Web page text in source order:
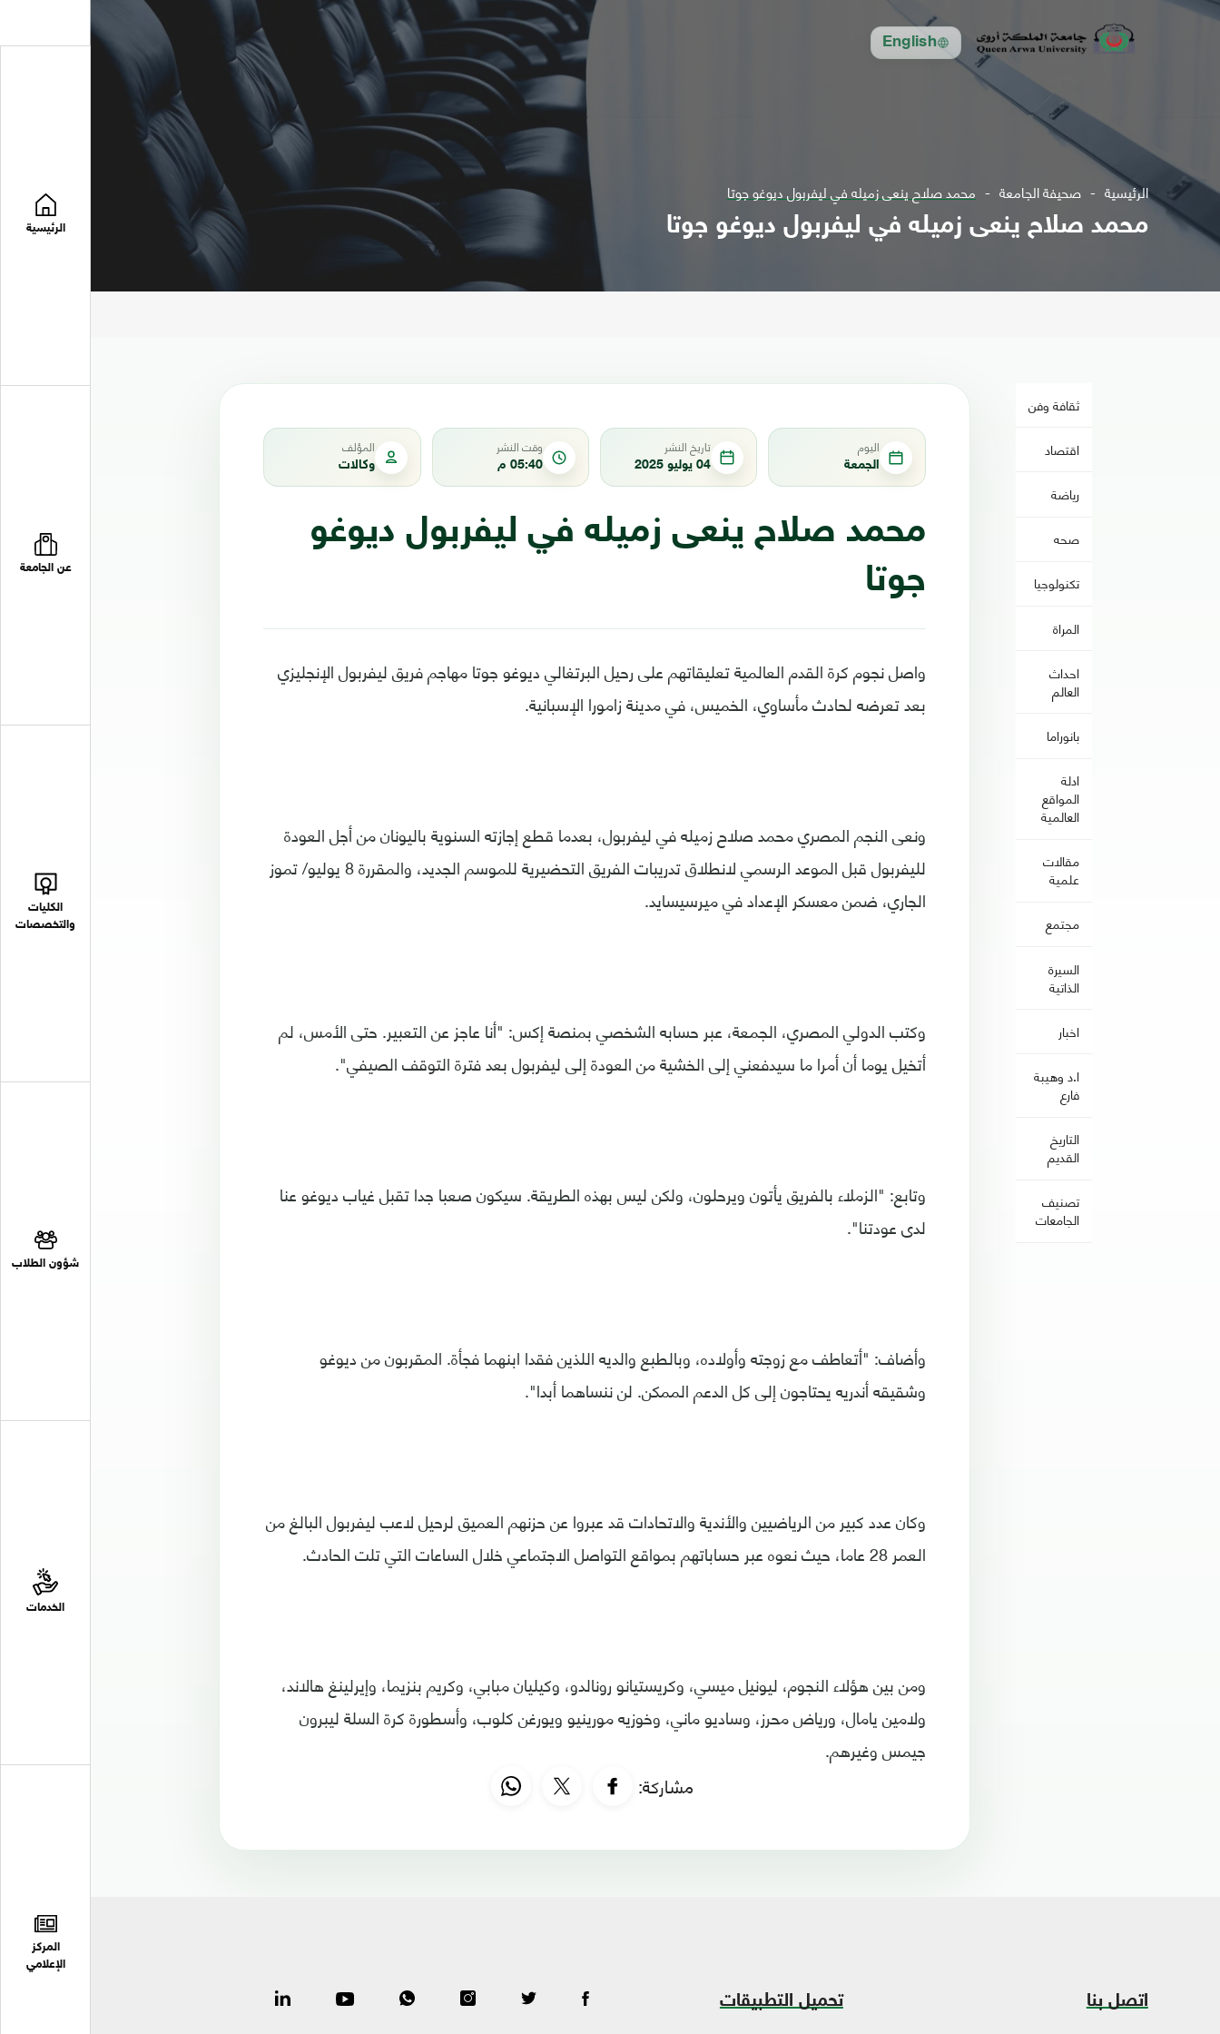
English
الرئيسية
عن الجامعة
الكليات
والتخصصات
شؤون الطلاب
الخدمات
المركز
الإعلامي
الرئيسية صحيفة الجامعة محمد صلاح ينعى زميله في ليفربول ديوغو جوتا
محمد صلاح ينعى زميله في ليفربول ديوغو جوتا
ثقافة وفن
اقتصاد
رياضة
صحه
تكنولوجيا
المراة
احداث
العالم
بانوراما
ادلة
المواقع
العالمية
مقالات
علمية
مجتمع
السيرة
الذاتية
اخبار
ا.د وهيبة
فارع
التاريخ
القديم
تصنيف
الجامعات
اليوم
الجمعة
تاريخ النشر
04 يوليو 2025
وقت النشر
05:40 م
المؤلف
وكالات
محمد صلاح ينعى زميله في ليفربول ديوغو
جوتا
واصل نجوم كرة القدم العالمية تعليقاتهم على رحيل البرتغالي ديوغو جوتا مهاجم فريق ليفربول الإنجليزي
بعد تعرضه لحادث مأساوي، الخميس، في مدينة زامورا الإسبانية.
ونعى النجم المصري محمد صلاح زميله في ليفربول، بعدما قطع إجازته السنوية باليونان من أجل العودة
لليفربول قبل الموعد الرسمي لانطلاق تدريبات الفريق التحضيرية للموسم الجديد، والمقررة 8 يوليو/ تموز
الجاري، ضمن معسكر الإعداد في ميرسيسايد.
وكتب الدولي المصري، الجمعة، عبر حسابه الشخصي بمنصة إكس: "أنا عاجز عن التعبير. حتى الأمس، لم
أتخيل يوما أن أمرا ما سيدفعني إلى الخشية من العودة إلى ليفربول بعد فترة التوقف الصيفي".
وتابع: "الزملاء بالفريق يأتون ويرحلون، ولكن ليس بهذه الطريقة. سيكون صعبا جدا تقبل غياب ديوغو عنا
لدى عودتنا".
وأضاف: "أتعاطف مع زوجته وأولاده، وبالطبع والديه اللذين فقدا ابنهما فجأة. المقربون من ديوغو
وشقيقه أندريه يحتاجون إلى كل الدعم الممكن. لن ننساهما أبدا".
وكان عدد كبير من الرياضيين والأندية والاتحادات قد عبروا عن حزنهم العميق لرحيل لاعب ليفربول البالغ من
العمر 28 عاما، حيث نعوه عبر حساباتهم بمواقع التواصل الاجتماعي خلال الساعات التي تلت الحادث.
ومن بين هؤلاء النجوم، ليونيل ميسي، وكريستيانو رونالدو، وكيليان مبابي، وكريم بنزيما، وإيرلينغ هالاند،
ولامين يامال، ورياض محرز، وساديو ماني، وخوزيه مورينيو ويورغن كلوب، وأسطورة كرة السلة ليبرون
جيمس وغيرهم.
مشاركة:
اتصل بنا تحميل التطبيقات